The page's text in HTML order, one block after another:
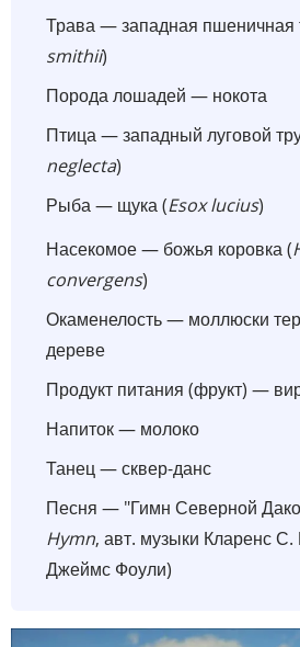
Трава — западная пшеничная
smithii)
Порода лошадей — нокота
Птица — западный луговой
neglecta)
Рыба — щука (Esox lucius)
Насекомое — божья коровка (
convergens)
Окаменелость — моллюски
дереве
Продукт питания (фрукт) —
Напиток — молоко
Танец — сквер-данс
Песня — "Гимн Северной
Hymn, авт. музыки Кларенс
Джеймс Фоули)